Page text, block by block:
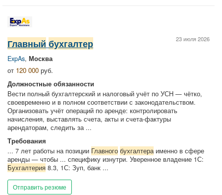
23 июля 2026
Главный бухгалтер
ExpAs, Москва
от 120 000 руб.
Должностные обязанности
Вести полный бухгалтерский и налоговый учёт по УСН — чётко,
своевременно и в полном соответствии с законодательством.
Организовать учёт операций по аренде: контролировать
начисления, выставлять счета, акты и счета‑фактуры
арендаторам, следить за ...
Требования
... 7 лет работы на позиции Главного бухгалтераименно в сфере
аренды — чтобы ... специфику изнутри. Уверенное владение 1С:
Бухгалтерия 8.3, 1С: Зуп, банк ...
Отправить резюме